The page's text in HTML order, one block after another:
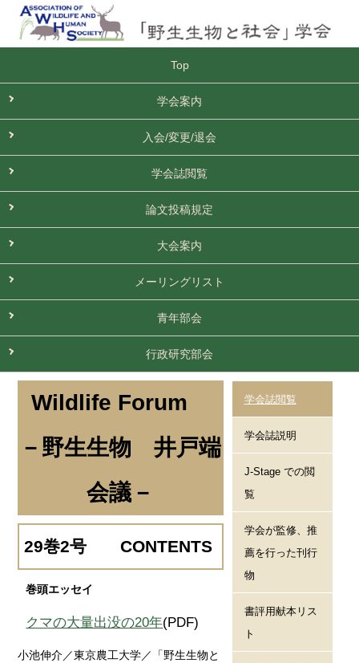
Top
学会案内
入会/変更/退会
学会誌閲覧
論文投稿規定
大会案内
メーリングリスト
青年部会
行政研究部会
Wildlife Forum
－野生生物 井戸端
会議－
29巻2号 CONTENTS
巻頭エッセイ
クマの大量出没の20年(PDF)
小池伸介／東京農工大学／「野生生物と
学会誌閲覧
学会誌説明
J-Stage での閲
覧
学会が監修、推
薦を行った刊行
物
書評用献本リス
ト